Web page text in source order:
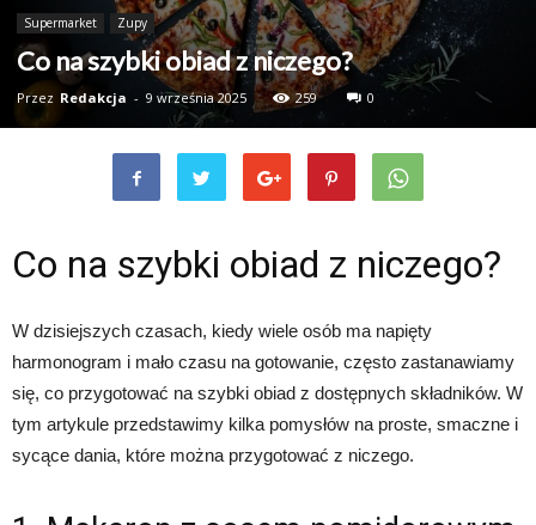
Supermarket Zupy
Co na szybki obiad z niczego?
Przez Redakcja - 9 września 2025 259 0
Co na szybki obiad z niczego?
W dzisiejszych czasach, kiedy wiele osób ma napięty
harmonogram i mało czasu na gotowanie, często zastanawiamy
się, co przygotować na szybki obiad z dostępnych składników. W
tym artykule przedstawimy kilka pomysłów na proste, smaczne i
sycące dania, które można przygotować z niczego.